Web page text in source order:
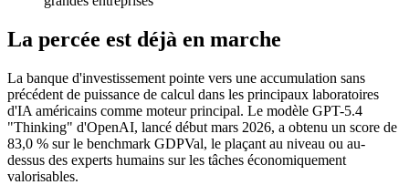
La percée est déjà en marche
La banque d'investissement pointe vers une accumulation sans
précédent de puissance de calcul dans les principaux laboratoires
d'IA américains comme moteur principal. Le modèle GPT-5.4
"Thinking" d'OpenAI, lancé début mars 2026, a obtenu un score de
83,0 % sur le benchmark GDPVal, le plaçant au niveau ou au-
dessus des experts humains sur les tâches économiquement
valorisables.